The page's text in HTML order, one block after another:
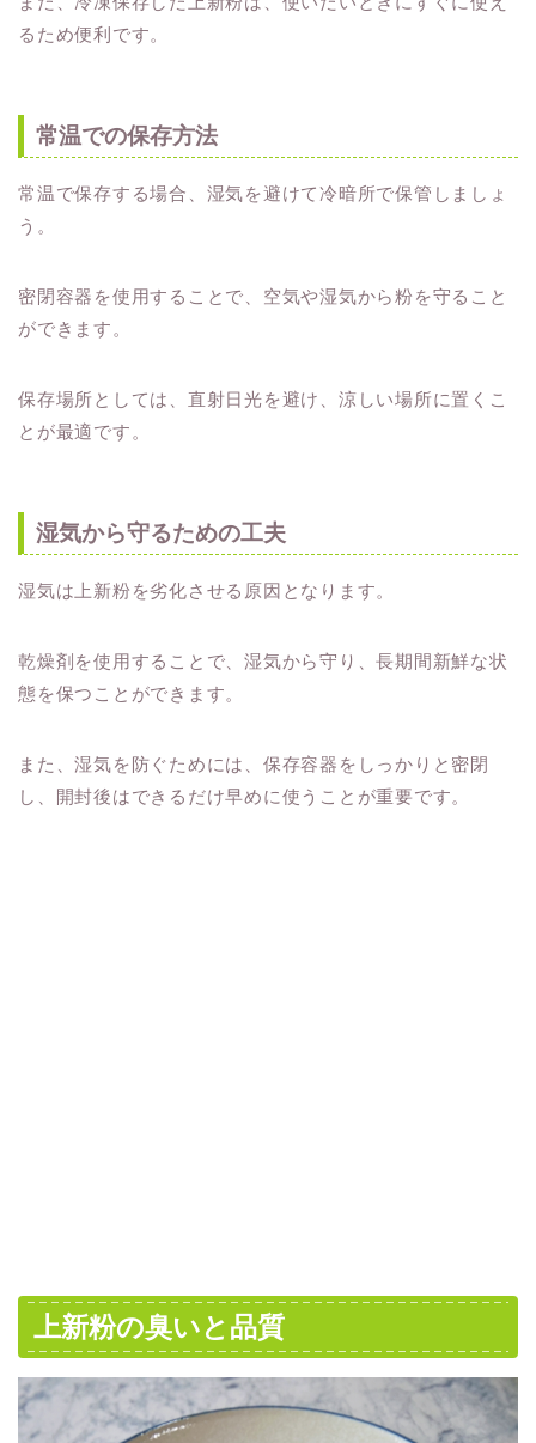
るため便利です。
常温での保存方法
常温で保存する場合、湿気を避けて冷暗所で保管しましょ
う。
密閉容器を使用することで、空気や湿気から粉を守ること
ができます。
保存場所としては、直射日光を避け、涼しい場所に置くこ
とが最適です。
湿気から守るための工夫
湿気は上新粉を劣化させる原因となります。
乾燥剤を使用することで、湿気から守り、長期間新鮮な状
態を保つことができます。
また、湿気を防ぐためには、保存容器をしっかりと密閉
し、開封後はできるだけ早めに使うことが重要です。
上新粉の臭いと品質